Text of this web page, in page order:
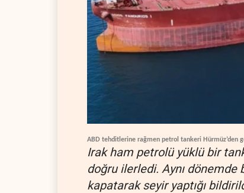
ABD tehditlerine rağmen petrol tankeri Hürmüz’den
Irak ham petrolü yüklü bir
doğru ilerledi. Aynı dönemde
kapatarak seyir yaptığı